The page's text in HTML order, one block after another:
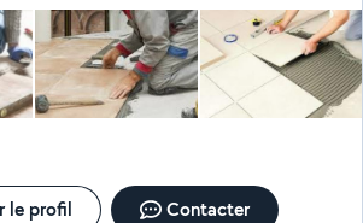
pose parquet/lino/moquette, la
sdb, toilette, sanibroyeur, l'électricité
interrupteur), le carrelage et la faience,
(chape, dalle, murette, enduit, crépi,
de piscine) Je suis attentif aux
type d'intérieur ou d'extérieur. Pose
de cuisine ikea, conforama, leroy merlin Bien à vous, »
le profil Contacter